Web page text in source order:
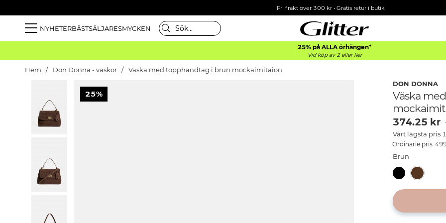
Fri frakt över 300 kr• Gratis retur i butik
NYHETERBÄSTSÄLJARESMYCKEN
25% på ALLA örhängen*
Vid köp av 2 eller fler
Hem Don Donna - väskor Väska med topphandtag i brun mockaimitaion
25%
DON DONNA
Väska
374.25 kr
Vårt lägsta pris
Brun